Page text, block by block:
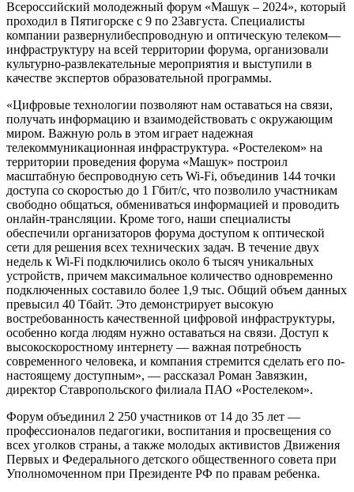
Всероссийский молодежный форум «Машук – 2024», который
проходил в Пятигорске с 9 по 23августа. Специалисты
компании развернулибеспроводную и оптическую телеком—
инфраструктуру на всей территории форума, организовали
культурно-развлекательные мероприятия и выступили в
качестве экспертов образовательной программы.
«Цифровые технологии позволяют нам оставаться на связи,
получать информацию и взаимодействовать с окружающим
миром. Важную роль в этом играет надежная
телекоммуникационная инфраструктура. «Ростелеком» на
территории проведения форума «Машук» построил
масштабную беспроводную сеть Wi-Fi, объединив 144 точки
доступа со скоростью до 1 Гбит/с, что позволило участникам
свободно общаться, обмениваться информацией и проводить
онлайн-трансляции. Кроме того, наши специалисты
обеспечили организаторов форума доступом к оптической
сети для решения всех технических задач. В течение двух
недель к Wi-Fi подключились около 6 тысяч уникальных
устройств, причем максимальное количество одновременно
подключенных составило более 1,9 тыс. Общий объем данных
превысил 40 Тбайт. Это демонстрирует высокую
востребованность качественной цифровой инфраструктуры,
особенно когда людям нужно оставаться на связи. Доступ к
высокоскоростному интернету — важная потребность
современного человека, и компания стремится сделать его по-
настоящему доступным», — рассказал Роман Завязкин,
директор Ставропольского филиала ПАО «Ростелеком».
Форум объединил 2 250 участников от 14 до 35 лет —
профессионалов педагогики, воспитания и просвещения со
всех уголков страны, а также молодых активистов Движения
Первых и Федерального детского общественного совета при
Уполномоченном при Президенте РФ по правам ребенка.